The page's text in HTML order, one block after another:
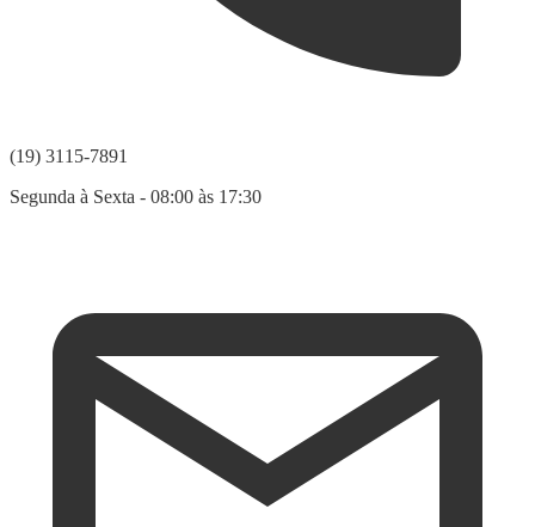
(19) 3115-7891
Segunda à Sexta - 08:00 às 17:30